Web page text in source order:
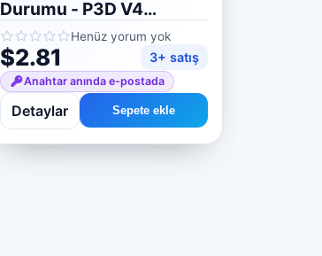
Durumu - P3D V4
Sürümü Henüz yorum yok
$2.81 3+ satış
Anahtar anında e-postada
Detaylar Sepete ekle